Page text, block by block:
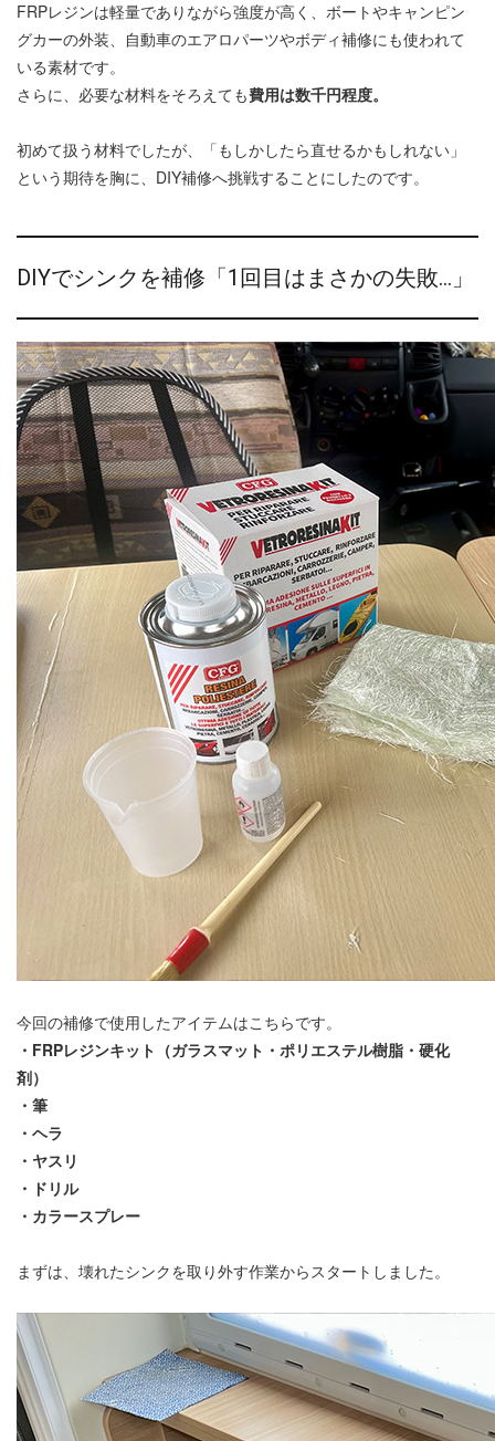
FRPレジンは軽量でありながら強度が高く、ボートやキャンピン
グカーの外装、自動車のエアロパーツやボディ補修にも使われて
いる素材です。
さらに、必要な材料をそろえても費用は数千円程度。
初めて扱う材料でしたが、「もしかしたら直せるかもしれない」
という期待を胸に、DIY補修へ挑戦することにしたのです。
DIYでシンクを補修「1回目はまさかの失敗…」
今回の補修で使用したアイテムはこちらです。
・FRPレジンキット（ガラスマット・ポリエステル樹脂・硬化
剤）
・筆
・ヘラ
・ヤスリ
・ドリル
・カラースプレー
まずは、壊れたシンクを取り外す作業からスタートしました。